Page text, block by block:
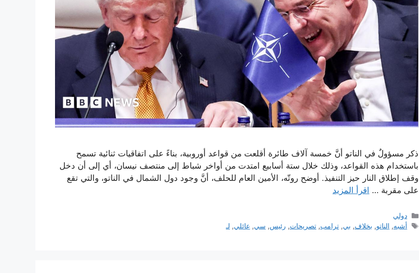
ذكر مسؤولٌ في الناتو أنَّ خمسة آلاف طائرة أقلعت من قواعد أوروبية، بناءً على اتفاقيات ثنائية تسمح
باستخدام هذه القواعد، وذلك خلال ستة أسابيع امتدت من أواخر شباط إلى منتصف نيسان، أي إلى أن دخل
وقف إطلاق النار حيز التنفيذ. أوضح روتّه، الأمين العام للحلف، أنَّ وجود دول الشمال في الناتو، والتي تقع
على مقربة … اقرأ المزيد
التصنيفات
دولي
الوسوم
أشبه, الناتو, بخلاف, بي,ترامب,تصريحات, رئيس, سي, عائلي, لـ